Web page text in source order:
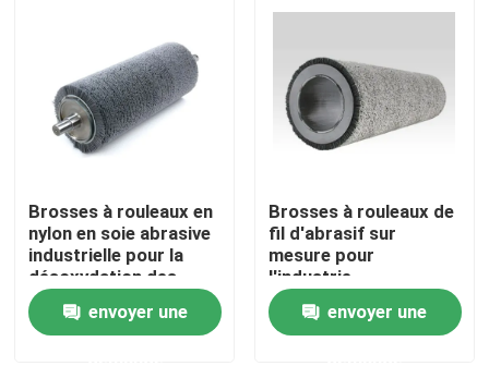
Brosses cylindriques industrielles
Brosses à rouleaux industriels
bande de scellé
Pinceau de ponçage
Brosses à vis
Brosses à rouleaux en
nylon en soie abrasive
industrielle pour la
désoxydation des
métaux
envoyer une
Brosses à rouleaux de
fil d'abrasif sur
mesure pour
l'industrie
envoyer une